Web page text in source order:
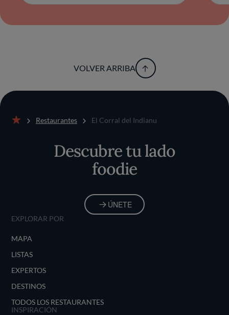
VOLVER ARRIBA
Restaurantes El Corral del Indianu
Descubre tu lado
foodie
ÚNETE
EXPLORAR POR
MAPA
LISTAS
EXPERTOS
DESTINOS
TODOS LOS RESTAURANTES
INSPIRACIÓN